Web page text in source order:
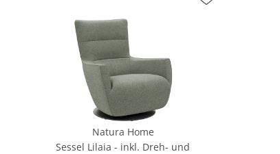
Natura Home
Sessel Lilaia - inkl. Dreh- und